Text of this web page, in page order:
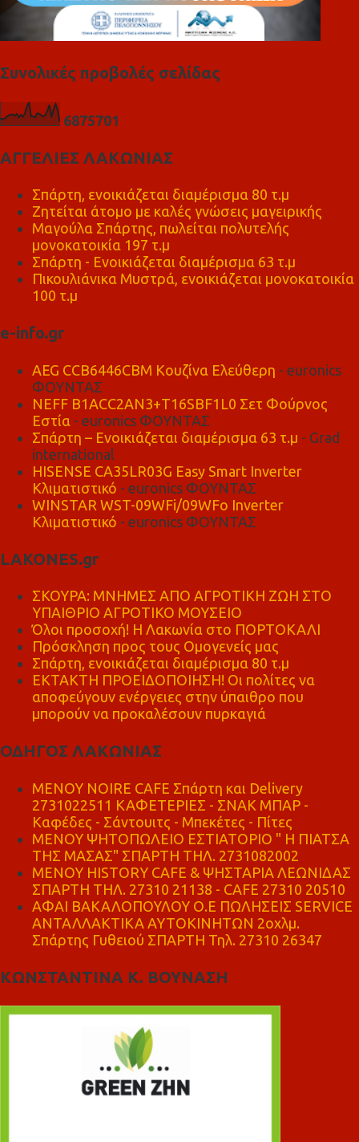
Συνολικές προβολές σελίδας
6875701
ΑΓΓΕΛΙΕΣ ΛΑΚΩΝΙΑΣ
Σπάρτη, ενοικιάζεται διαμέρισμα 80 τ.μ
Ζητείται άτομο με καλές γνώσεις μαγειρικής
Μαγούλα Σπάρτης, πωλείται πολυτελής
μονοκατοικία 197 τ.μ
Σπάρτη - Ενοικιάζεται διαμέρισμα 63 τ.μ
Πικουλιάνικα Μυστρά, ενοικιάζεται μονοκατοικία
100 τ.μ
e-info.gr
AEG CCB6446CBM Κουζίνα Ελεύθερη - euronics
ΦΟΥΝΤΑΣ
NEFF B1ACC2AN3+T16SBF1L0 Σετ Φούρνος
Εστία - euronics ΦΟΥΝΤΑΣ
Σπάρτη – Ενοικιάζεται διαμέρισμα 63 τ.μ - Grad
international
HISENSE CA35LR03G Easy Smart Inverter
Κλιματιστικό - euronics ΦΟΥΝΤΑΣ
WINSTAR WST-09WFi/09WFo Inverter
Κλιματιστικό - euronics ΦΟΥΝΤΑΣ
LAKONES.gr
ΣΚΟΥΡΑ: ΜΝΗΜΕΣ ΑΠΟ ΑΓΡΟΤΙΚΗ ΖΩΗ ΣΤΟ
ΥΠΑΙΘΡΙΟ ΑΓΡΟΤΙΚΟ ΜΟΥΣΕΙΟ
Όλοι προσοχή! Η Λακωνία στο ΠΟΡΤΟΚΑΛΙ
Πρόσκληση προς τους Ομογενείς μας
Σπάρτη, ενοικιάζεται διαμέρισμα 80 τ.μ
ΕΚΤΑΚΤΗ ΠΡΟΕΙΔΟΠΟΙΗΣΗ! Οι πολίτες να
αποφεύγουν ενέργειες στην ύπαιθρο που
μπορούν να προκαλέσουν πυρκαγιά
ΟΔΗΓΟΣ ΛΑΚΩΝΙΑΣ
MENOY NOIRE CAFE Σπάρτη και Delivery
2731022511 ΚΑΦΕΤΕΡΙΕΣ - ΣΝΑΚ ΜΠΑΡ -
Καφέδες - Σάντουιτς - Μπεκέτες - Πίτες
ΜΕΝΟΥ ΨΗΤΟΠΩΛΕΙΟ ΕΣΤΙΑΤΟΡΙΟ " Η ΠΙΑΤΣΑ
ΤΗΣ ΜΑΣΑΣ" ΣΠΑΡΤΗ ΤΗΛ. 2731082002
ΜΕΝΟΥ HISTORY CAFE & ΨΗΣΤΑΡΙΑ ΛΕΩΝΙΔΑΣ
ΣΠΑΡΤΗ ΤΗΛ. 27310 21138 - CAFE 27310 20510
ΑΦΑΙ ΒΑΚΑΛΟΠΟΥΛΟΥ Ο.Ε ΠΩΛΗΣΕΙΣ SERVICE
ΑΝΤΑΛΛΑΚΤΙΚΑ ΑΥΤΟΚΙΝΗΤΩΝ 2οχλμ.
Σπάρτης Γυθειού ΣΠΑΡΤΗ Τηλ. 27310 26347
ΚΩΝΣΤΑΝΤΙΝΑ Κ. ΒΟΥΝΑΣΗ